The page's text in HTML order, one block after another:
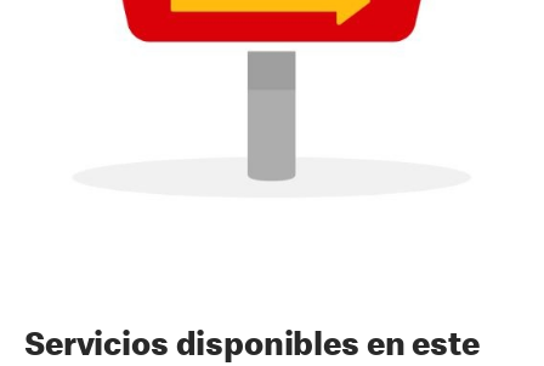
Servicios disponibles en este